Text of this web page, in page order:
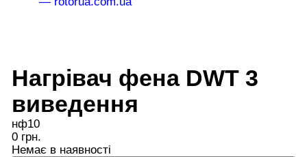
Нагрівач фена DWT 3
виведення
нф10
0 грн.
Немає в наявності